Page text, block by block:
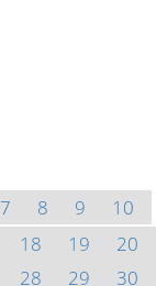
7 8 9
10
18 19
20
28 29
30